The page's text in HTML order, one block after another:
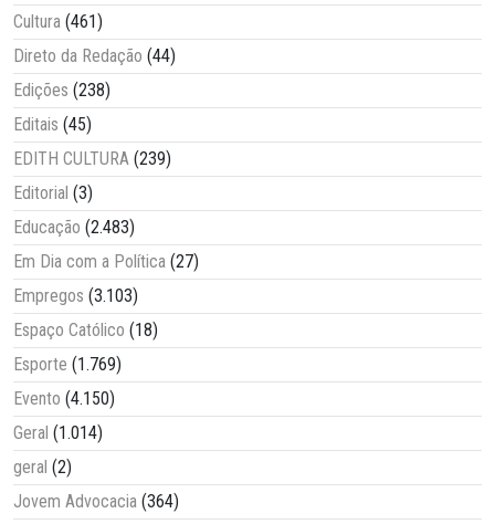
Cultura (461)
Direto da Redação (44)
Edições (238)
Editais (45)
EDITH CULTURA (239)
Editorial (3)
Educação (2.483)
Em Dia com a Política (27)
Empregos (3.103)
Espaço Católico (18)
Esporte (1.769)
Evento (4.150)
Geral (1.014)
geral (2)
Jovem Advocacia (364)